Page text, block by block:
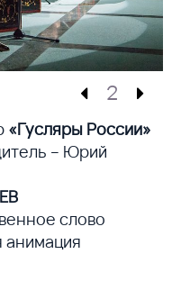
2
«Гусляры России»
– Юрий
слово
анимация